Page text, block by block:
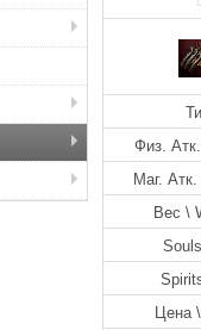
Физ.
Маг.
Вес \
Цена